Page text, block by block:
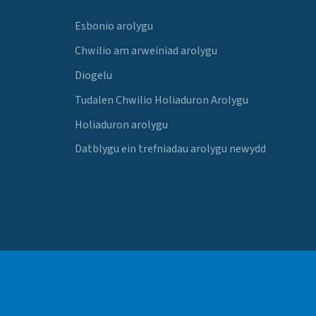
Esbonio arolygu
Chwilio am arweiniad arolygu
Diogelu
Tudalen Chwilio Holiaduron Arolygu
Holiaduron arolygu
Datblygu ein trefniadau arolygu newydd